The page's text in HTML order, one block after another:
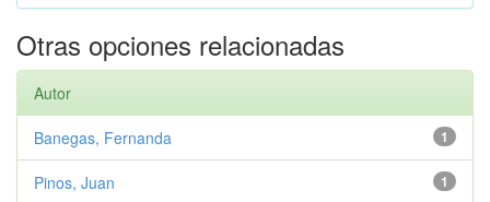
Otras opciones relacionadas
Autor
1
Banegas, Fernanda
1
Pinos, Juan